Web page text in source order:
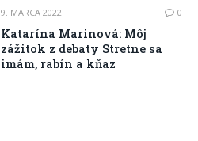
9. MARCA 2022 0
Katarína Marinová: Môj
zážitok z debaty Stretne sa
imám, rabín a kňaz